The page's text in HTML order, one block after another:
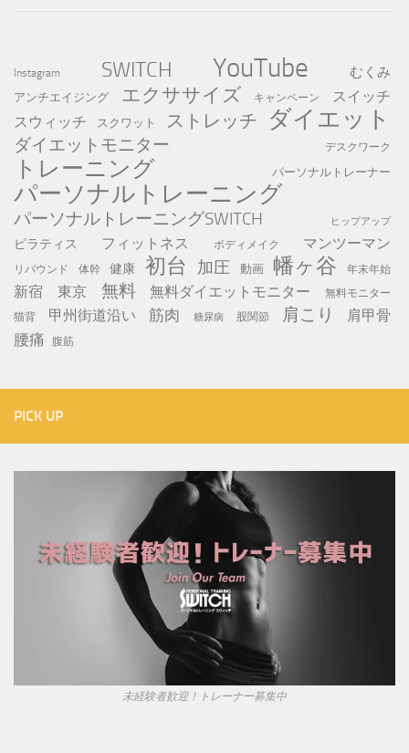
Instagram SWITCH YouTube むくみ
アンチエイジング エクササイズ キャンペーン
スイッチ
スウィッチ
スクワット ストレッチ ダイエット
ダイエットモニター デスクワーク
トレーニング パーソナルトレーナー
パーソナルトレーニング
パーソナルトレーニングSWITCH ヒップアップ
ピラティス フィットネス ボディメイク マンツーマン
リバウンド 体幹 健康 初台 加圧 動画 幡ヶ谷 年末年始
新宿 東京 無料 無料ダイエットモニター
無料モニター
猫背
甲州街道沿い 筋肉 糖尿病 股関節 肩こり 肩甲骨
腰痛 腹筋
PICK UP
未経験者歓迎！トレーナー募集中